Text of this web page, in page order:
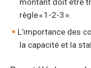
montant doit être
règle « 1-2-3 ».
L’importance des
la capacité et la